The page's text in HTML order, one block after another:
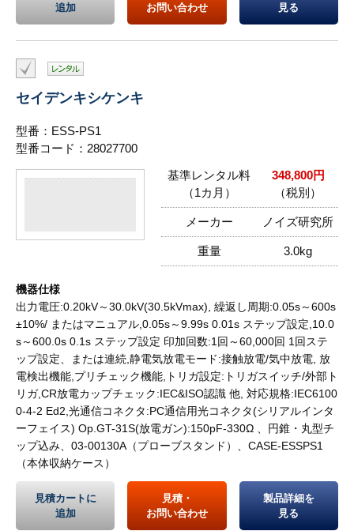
追加
お問い合わせ
見る
セイデンキシケンキ
型番：ESS-PS1
型番コード：28027700
基準レンタル料
（1カ月）
348,800円
（税別）
メーカー ノイズ研究所
重量 3.0kg
機器仕様
出力電圧:0.20kV～30.0kV(30.5kVmax), 繰返し周期:0.05s～600s
±10%/ またはマニュアル,0.05s～9.99s 0.01s ステップ設定,10.0
s～600.0s 0.1s ステップ設定 印加回数:1回～60,000回 1回ステ
ップ設定、または連続,静電気放電モード:接触放電/気中放電, 放
電検出機能,プリチェック機能,トリガ設定:トリガスイッチ/外部ト
リガ,CR放電カップチェック:IEC&ISO認識 他, 対応規格:IEC6100
0-4-2 Ed2,光通信コネクタ:PC通信用光コネクタ(シリアルインタ
ーフェイス) Op.GT-31S(放電ガン):150pF-330Ω 、円錐・丸型チ
ップ込み、03-00130A（プローブスタンド）、CASE-ESSPS1
（本体収納ケース）
見積カートに
追加
見積・
お問い合わせ
製品詳細を
見る